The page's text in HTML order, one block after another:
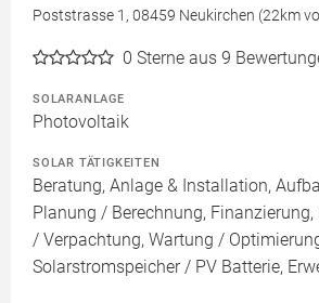
Poststrasse 1, 08459 Neukirchen (22km
0 Sterne aus 9
SOLARANLAGE
Photovoltaik
SOLAR TÄTIGKEITEN
Beratung, Anlage & Installation,
Planung / Berechnung,
/ Verpachtung, Wartung /
Solarstromspeicher / PV Batterie,